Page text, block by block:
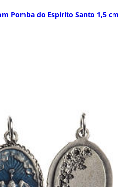
Pomba do Espírito Santo 1,5 cm